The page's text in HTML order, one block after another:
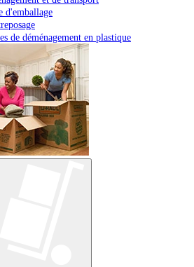
d'emballage
de déménagement en plastique